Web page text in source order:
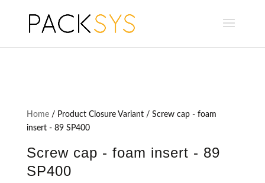
Home/ Product Closure Variant / Screw cap - foam
insert - 89 SP400
Screw cap - foam insert - 89
SP400